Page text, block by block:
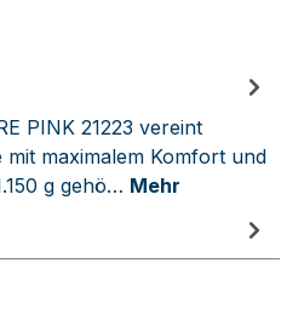
PINK 21223 vereint
maximalem Komfort und
g gehö… Mehr